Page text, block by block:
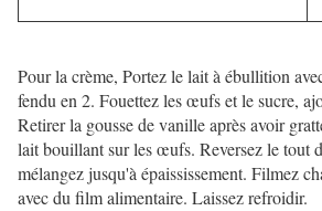
Pour la crème, Portez le lait à ébullition
fendu en 2. Fouettez les œufs et le sucre,
Retirer la gousse de vanille après avoir
lait bouillant sur les œufs. Reversez le tout
mélangez jusqu'à épaississement. Filmez
avec du film alimentaire. Laissez refroidir.